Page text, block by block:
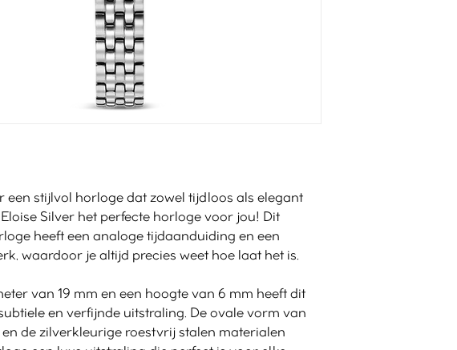
een stijlvol horloge dat zowel tijdloos als elegant
Silver het perfecte horloge voor jou! Dit
heeft een analoge tijdaanduiding en een
waardoor je altijd precies weet hoe laat het is.
van 19 mm en een hoogte van 6 mm heeft dit
en verfijnde uitstraling. De ovale vorm van
de zilverkleurige roestvrij stalen materialen